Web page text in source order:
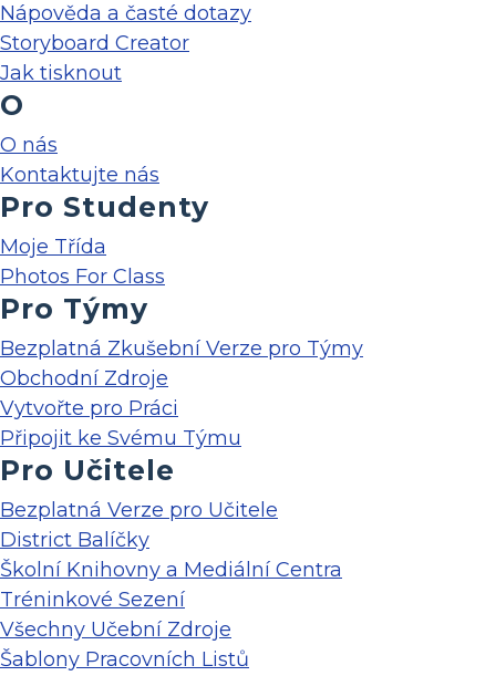
Nápověda a časté dotazy
Storyboard Creator
Jak tisknout
O
O nás
Kontaktujte nás
Pro Studenty
Moje Třída
Photos For Class
Pro Týmy
Bezplatná Zkušební Verze pro Týmy
Obchodní Zdroje
Vytvořte pro Práci
Připojit ke Svému Týmu
Pro Učitele
Bezplatná Verze pro Učitele
District Balíčky
Školní Knihovny a Mediální Centra
Tréninkové Sezení
Všechny Učební Zdroje
Šablony Pracovních Listů